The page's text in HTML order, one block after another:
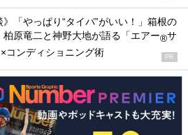
》「やっぱり“タイパ”がいい！」箱根の
柏原竜二と神野大地が語る「エアー®サ
×コンディショニング術 PR